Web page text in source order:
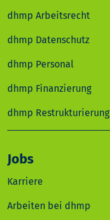
dhmp Arbeitsrecht
dhmp Datenschutz
dhmp Personal
dhmp Finanzierung
dhmp Restrukturierung
Jobs
Karriere
Arbeiten bei dhmp